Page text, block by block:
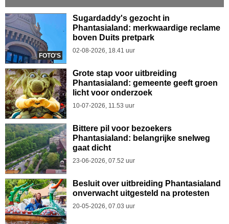
FOTO'S
Sugardaddy's gezocht in
Phantasialand: merkwaardige reclame
boven Duits pretpark
02-08-2026, 18.41 uur
Grote stap voor uitbreiding
Phantasialand: gemeente geeft groen
licht voor onderzoek
10-07-2026, 11.53 uur
Bittere pil voor bezoekers
Phantasialand: belangrijke snelweg
gaat dicht
23-06-2026, 07.52 uur
Besluit over uitbreiding Phantasialand
onverwacht uitgesteld na protesten
20-05-2026, 07.03 uur